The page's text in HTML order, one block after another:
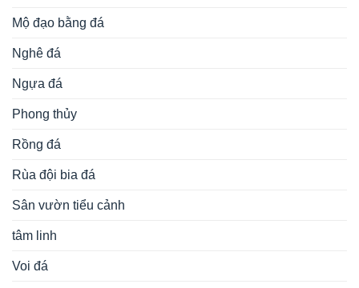
Mộ đạo bằng đá
Nghê đá
Ngựa đá
Phong thủy
Rồng đá
Rùa đội bia đá
Sân vườn tiểu cảnh
tâm linh
Voi đá